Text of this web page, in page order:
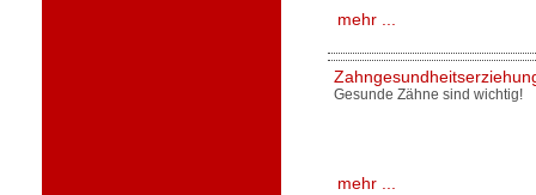
mehr ...
Gesunde Zähne sind wichtig!
mehr ...